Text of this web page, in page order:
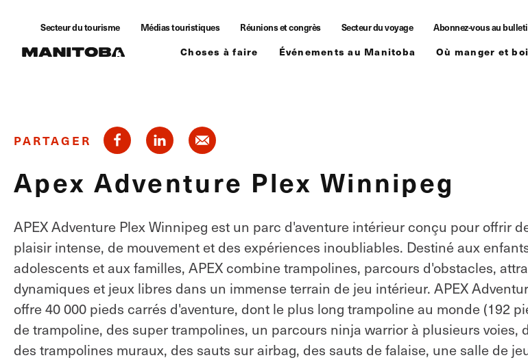
Secteur du tourisme Médias touristiques Réunions et congrès Secteur du voyage Abonnez-vous au
Choses à faire Événements au Manitoba Où manger et
PARTAGER
Apex Adventure Plex Winnipeg
APEX Adventure Plex Winnipeg est un parc d'aventure intérieur conçu pour offrir
plaisir intense, de mouvement et des expériences inoubliables. Destiné aux
adolescents et aux familles, APEX combine trampolines, parcours d'obstacles,
dynamiques et jeux libres dans un immense terrain de jeu intérieur. APEX
offre 40 000 pieds carrés d'aventure, dont le plus long trampoline au monde (192
de trampoline, des super trampolines, un parcours ninja warrior à plusieurs voies,
des trampolines muraux, des sauts sur airbag, des sauts de falaise, une salle de